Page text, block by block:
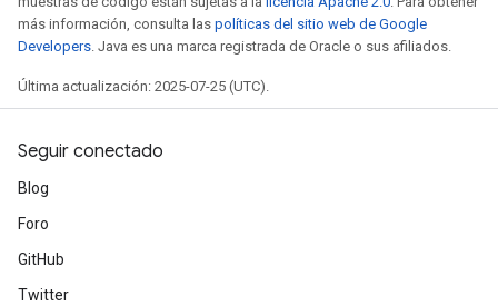
más información, consulta las políticas del sitio web de Google
Developers . Java es una marca registrada de Oracle o sus afiliados.
Última actualización: 2025-07-25 (UTC).
Seguir conectado
Blog
Foro
GitHub
Twitter